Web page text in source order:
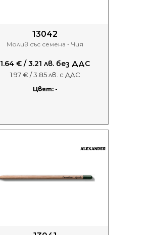
13042
Молив със семена - Чия
1.64 € / 3.21 лв. без ДДС
1.97 € / 3.85 лв. с ДДС
Цвят: -